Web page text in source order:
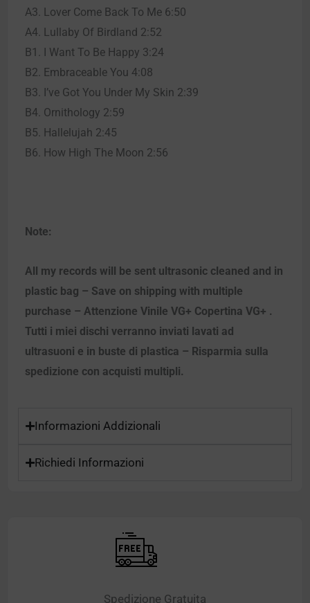
A3. Lover Come Back To Me 6:50
A4. Lullaby Of Birdland 2:52
B1. I Want To Be Happy 3:24
B2. Embraceable You 4:08
B3. I’ve Got You Under My Skin 2:39
B4. Ornithology 2:59
B5. Hallelujah 2:45
B6. How High The Moon 2:56
Note:
All my records will be sent ultrasonic cleaned and in
plastic bag – Save on shipping with multiple
purchase – Attenzione Vinile VG+ Copertina VG+ .
Tutti i miei dischi verranno inviati lavati ad
ultrasuoni e in buste di plastica – Risparmia sulla
spedizione con acquisti multipli.
Informazioni Addizionali
Richiedi Informazioni
Spedizione Gratuita